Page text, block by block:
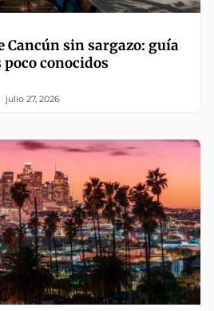
Cancún sin sargazo: guía
conocidos
julio 27, 2026